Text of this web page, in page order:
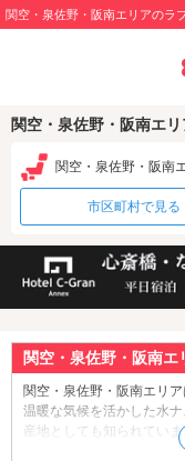
関空・泉佐野・阪南エリアのラ
関空・泉佐野・阪南エ
関空・泉佐野・阪南
市区町村で見る
関空・泉佐野・阪南
関空・泉佐野・阪南エリ
温暖な気候を活かした水
産地としても知られてい
増加。住宅地としても栄